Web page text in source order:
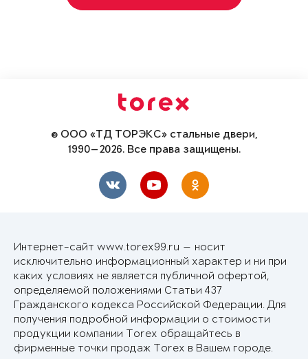
© ООО «ТД ТОРЭКС» стальные двери,
1990—2026. Все права защищены.
Интернет-сайт www.torex99.ru — носит
исключительно информационный характер и ни при
каких условиях не является публичной офертой,
определяемой положениями Статьи 437
Гражданского кодекса Российской Федерации. Для
получения подробной информации о стоимости
продукции компании Torex обращайтесь в
фирменные точки продаж Torex в Вашем городе.